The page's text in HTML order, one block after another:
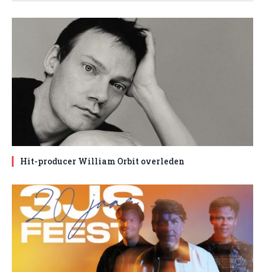
Hit-producer William Orbit overleden